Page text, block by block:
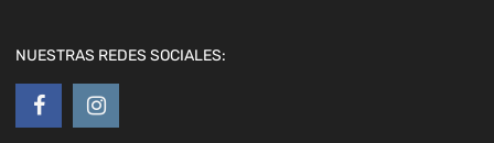
NUESTRAS REDES SOCIALES: